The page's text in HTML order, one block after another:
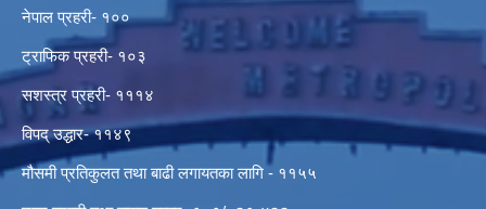
नेपाल प्रहरी- १००
ट्राफिक प्रहरी- १०३
सशस्त्र प्रहरी- १११४
विपद् उद्धार- ११४९
मौसमी प्रतिकुलत तथा बाढी लगायतका लागि - ११५५